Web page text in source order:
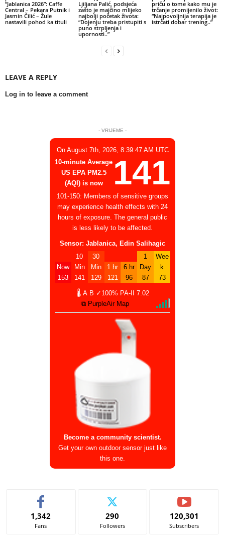
“Jablanica 2026”: Caffe
Central – Pekara Putnik i
Jasmin Čilić – Žule
nastavili pohod ka tituli
Ljiljana Palić, podsjeća
zašto je majčino mlijeko
najbolji početak života:
“Dojenju treba pristupiti s
puno strpljenja i
upornosti..”
priču o tome kako mu je
trčanje promijenilo život:
“Najpovoljnija terapija je
istrčati dobar trening..”
LEAVE A REPLY
Log in to leave a comment
- VRIJEME -
On August 7th, 2026, 8:39:47 AM UTC
10-minute Average
US EPA PM2.5
(AQI) is now
141
101-150: Members of sensitive groups
may experience health effects with 24
hours of exposure. The general public
is less likely to be affected.
Sensor: Jablanica, Edin Salihagic
Now
153
10
Min
141
30
Min
129
1 hr
121
6 hr
96
1
Day
87
Wee
k
73
🌡 A B ✓100% PA-II 7.02
⧉ PurpleAir Map
Become a community scientist.
Get your own outdoor sensor just like
this one.
1,342
Fans
290
Followers
120,301
Subscribers